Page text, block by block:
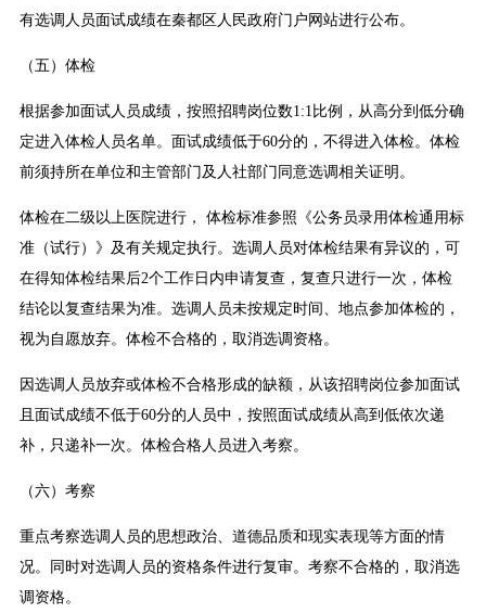
有选调人员面试成绩在秦都区人民政府门户网站进行公布。
（五）体检
根据参加面试人员成绩，按照招聘岗位数1:1比例，从高分到低分确
定进入体检人员名单。面试成绩低于60分的，不得进入体检。体检
前须持所在单位和主管部门及人社部门同意选调相关证明。
体检在二级以上医院进行， 体检标准参照《公务员录用体检通用标
准（试行）》及有关规定执行。选调人员对体检结果有异议的，可
在得知体检结果后2个工作日内申请复查，复查只进行一次，体检
结论以复查结果为准。选调人员未按规定时间、地点参加体检的，
视为自愿放弃。体检不合格的，取消选调资格。
因选调人员放弃或体检不合格形成的缺额，从该招聘岗位参加面试
且面试成绩不低于60分的人员中，按照面试成绩从高到低依次递
补，只递补一次。体检合格人员进入考察。
（六）考察
重点考察选调人员的思想政治、道德品质和现实表现等方面的情
况。同时对选调人员的资格条件进行复审。考察不合格的，取消选
调资格。